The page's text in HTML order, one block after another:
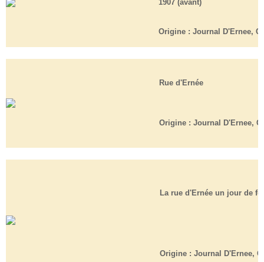
1907 (avant)
Origine : Journal D'Ernee,
Rue d'Ernée
Origine : Journal D'Ernee,
La rue d'Ernée un jour de
Origine : Journal D'Ernee,